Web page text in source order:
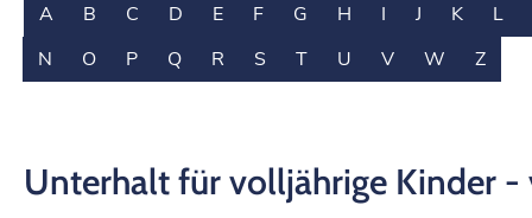
A B C D E F G H I J K
L
N
O P Q R S T U V W Z
Unterhalt für volljährige Kinder -